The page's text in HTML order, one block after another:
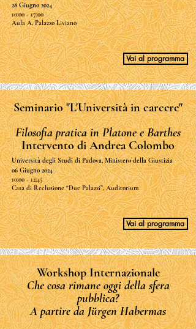
28 Giugno 2024
10:00 - 17:00
Aula A, Palazzo Liviano
Vai al programma
Seminario "L'Università in carcere"
Filosofia pratica in Platone e Barthes
Intervento di Andrea Colombo
Università degli Studi di Padova, Ministero della Giustizia
06 Giugno 2024
10:00 - 12:45
Casa di Reclusione “Due Palazzi”, Auditorium
Vai al programma
Workshop Internazionale
Che cosa rimane oggi della sfera
pubblica?
A partire da Jürgen Habermas